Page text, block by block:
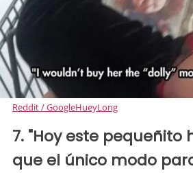
Reddit / GoogleHueyLong
7. "Hoy este pequeñito
que el único modo